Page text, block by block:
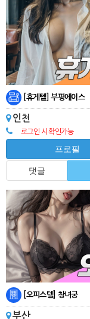
[휴게텔] 부평에이스
인천
로그인 시 확인가능
프로필
댓글
[오피스텔] 창녀궁
부산